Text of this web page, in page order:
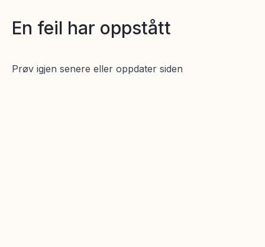
En feil har oppstått
Prøv igjen senere eller oppdater siden